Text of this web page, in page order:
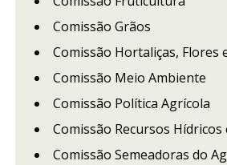
Comissão Grãos
Comissão Hortaliças, Flores
Comissão Meio Ambiente
Comissão Política Agrícola
Comissão Recursos
Comissão Semeadoras do